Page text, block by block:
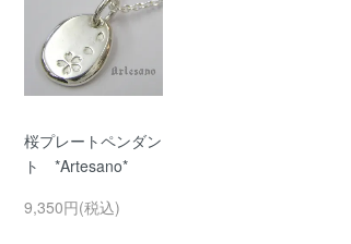
桜プレートペンダン
ト *Artesano*
9,350円(税込)